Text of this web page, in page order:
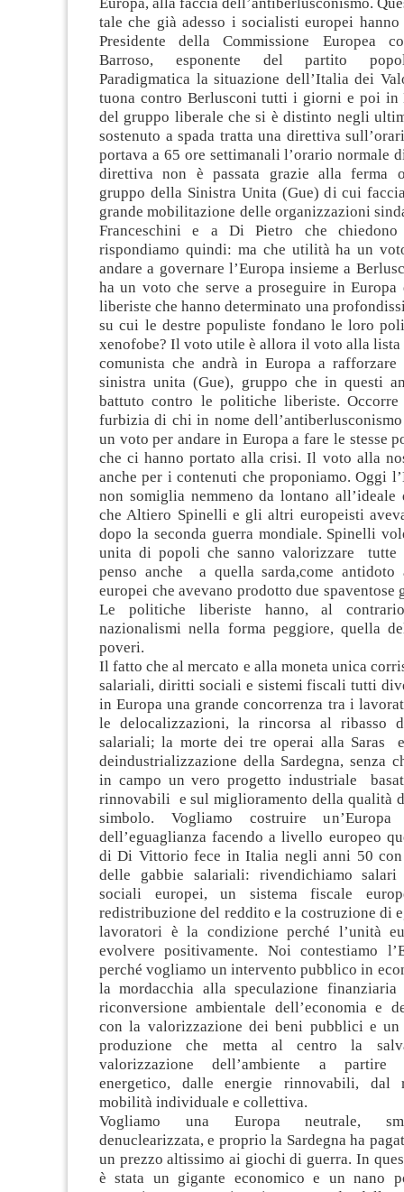
tale che già adesso i socialisti europei
Presidente della Commissione Europea
Barroso, esponente del partito
Paradigmatica la situazione dell’Italia dei
tuona contro Berlusconi tutti i giorni e poi in
del gruppo liberale che si è distinto negli
sostenuto a spada tratta una direttiva
portava a 65 ore settimanali l’orario normale
direttiva non è passata grazie alla ferma
gruppo della Sinistra Unita (Gue) di cui
grande mobilitazione delle organizzazioni
Franceschini e a Di Pietro che
rispondiamo quindi: ma che utilità ha un
andare a governare l’Europa insieme a
ha un voto che serve a proseguire in
liberiste che hanno determinato una
su cui le destre populiste fondano le loro
xenofobe? Il voto utile è allora il voto alla lista
comunista che andrà in Europa a
sinistra unita (Gue), gruppo che in questi
battuto contro le politiche liberiste. Occorre
furbizia di chi in nome
un voto per andare in Europa a fare le stesse
che ci hanno portato alla crisi. Il voto alla
anche per i contenuti che proponiamo. Oggi
non somiglia nemmeno da lontano
che Altiero Spinelli e gli altri europeisti
dopo la seconda guerra mondiale. Spinelli
unita di popoli che sanno valorizzare tutte
penso anche a quella sarda,come antidoto
europei che avevano prodotto due spaventose
Le politiche liberiste hanno, al
nazionalismi nella forma peggiore, quella
poveri.
Il fatto che al mercato e alla moneta unica
salariali, diritti sociali e sistemi fiscali tutti
in Europa una grande concorrenza tra i
le delocalizzazioni, la rincorsa al ribasso
salariali; la morte dei tre operai alla Saras
deindustrializzazione della Sardegna, senza
in campo un vero progetto industriale
rinnovabili e sul miglioramento della qualità
simbolo. Vogliamo costruire
dell’eguaglianza facendo a livello europeo
di Di Vittorio fece in Italia negli anni 50 con
delle gabbie salariali: rivendichiamo
sociali europei, un sistema fiscale
redistribuzione del reddito e la costruzione di
lavoratori è la condizione perché l’unità
evolvere positivamente. Noi contestiamo
perché vogliamo un intervento pubblico in
la mordacchia alla speculazione
riconversione ambientale dell’economia e
con la valorizzazione dei beni pubblici e un
produzione che metta al centro la
valorizzazione dell’ambiente a partire
energetico, dalle energie rinnovabili, dal
mobilità individuale e collettiva.
Vogliamo una Europa neutrale,
denuclearizzata, e proprio la Sardegna ha
un prezzo altissimo ai giochi di guerra. In
è stata un gigante economico e un nano